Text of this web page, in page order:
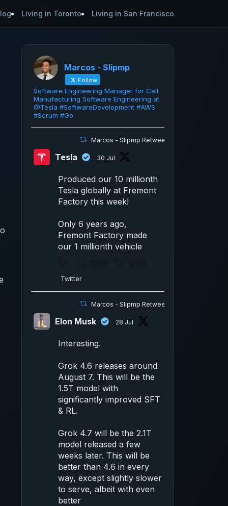
Living in Toronto Living in San Francisco
Marcos - Slipmp
Follow
Software Engineering Manager for Cell
Manufacturing Software Engineering at
@Tesla #SoftwareDevelopment #AWS
#Scrum #Go
Marcos - Slipmp Retweeted
Tesla 30 Jul
Produced our 10 millionth
Tesla globally at Fremont
Factory this week!
Only 6 years ago,
Fremont Factory made
our 1 millionth vehicle
Twitter
Marcos - Slipmp Retweeted
Elon Musk 28 Jul
Interesting.
Grok 4.6 releases around
August 7. This will be the
1.5T model with
significantly improved SFT
& RL.
Grok 4.7 will be the 2.1T
model released a few
weeks later. This will be
better than 4.6 in every
way, except slightly slower
to serve, albeit with even
better